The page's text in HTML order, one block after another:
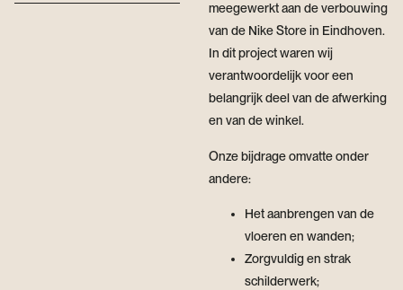
meegewerkt aan de verbouwing
van de Nike Store in Eindhoven.
In dit project waren wij
verantwoordelijk voor een
belangrijk deel van de afwerking
en van de winkel.
Onze bijdrage omvatte onder
andere:
Het aanbrengen van de
vloeren en wanden;
Zorgvuldig en strak
schilderwerk;